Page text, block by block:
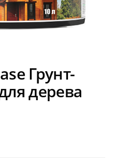
Грунт-
дерева